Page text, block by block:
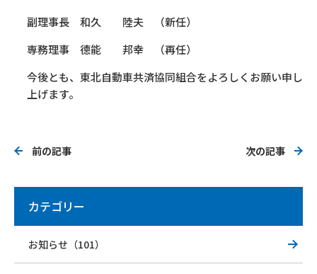
副理事長 和久 陸夫 （新任）
専務理事 德能 邦幸 （再任）
今後とも、東北自動車共済協同組合をよろしくお願い申し
上げます。
前の記事 次の記事
カテゴリー
お知らせ（101）